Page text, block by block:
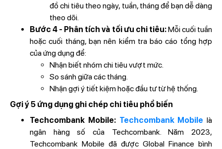
đồ chi tiêu theo ngày, tuần, tháng để bạn dễ dàng
theo dõi.
Bước 4 - Phân tích và tối ưu chi tiêu:Mỗi cuối tuần
hoặc cuối tháng, bạn nên kiểm tra báo cáo tổng hợp
của ứng dụng để:
Nhận biết nhóm chi tiêu vượt mức.
So sánh giữa các tháng.
Nhận gợi ý tiết kiệm hoặc đầu tư từ hệ thống.
Gợi ý 5 ứng dụng ghi chép chi tiêu phổ biến
Techcombank Mobile: Techcombank Mobile là
ngân hàng số của Techcombank. Năm 2023,
Techcombank Mobile đã được Global Finance bình